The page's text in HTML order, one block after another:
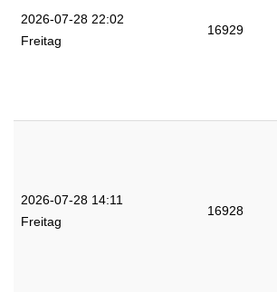
2026-07-28 22:02
Freitag
16929
2026-07-28 14:11
Freitag
16928